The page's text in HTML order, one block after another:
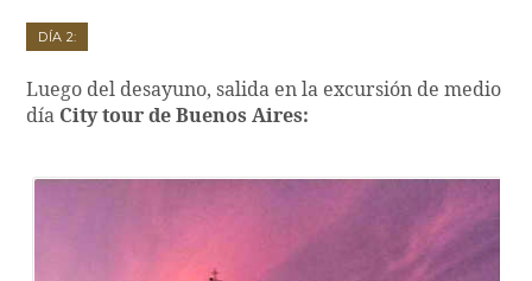
Día 2:
Luego del desayuno, salida en la excursión de medio
día City tour de Buenos Aires: